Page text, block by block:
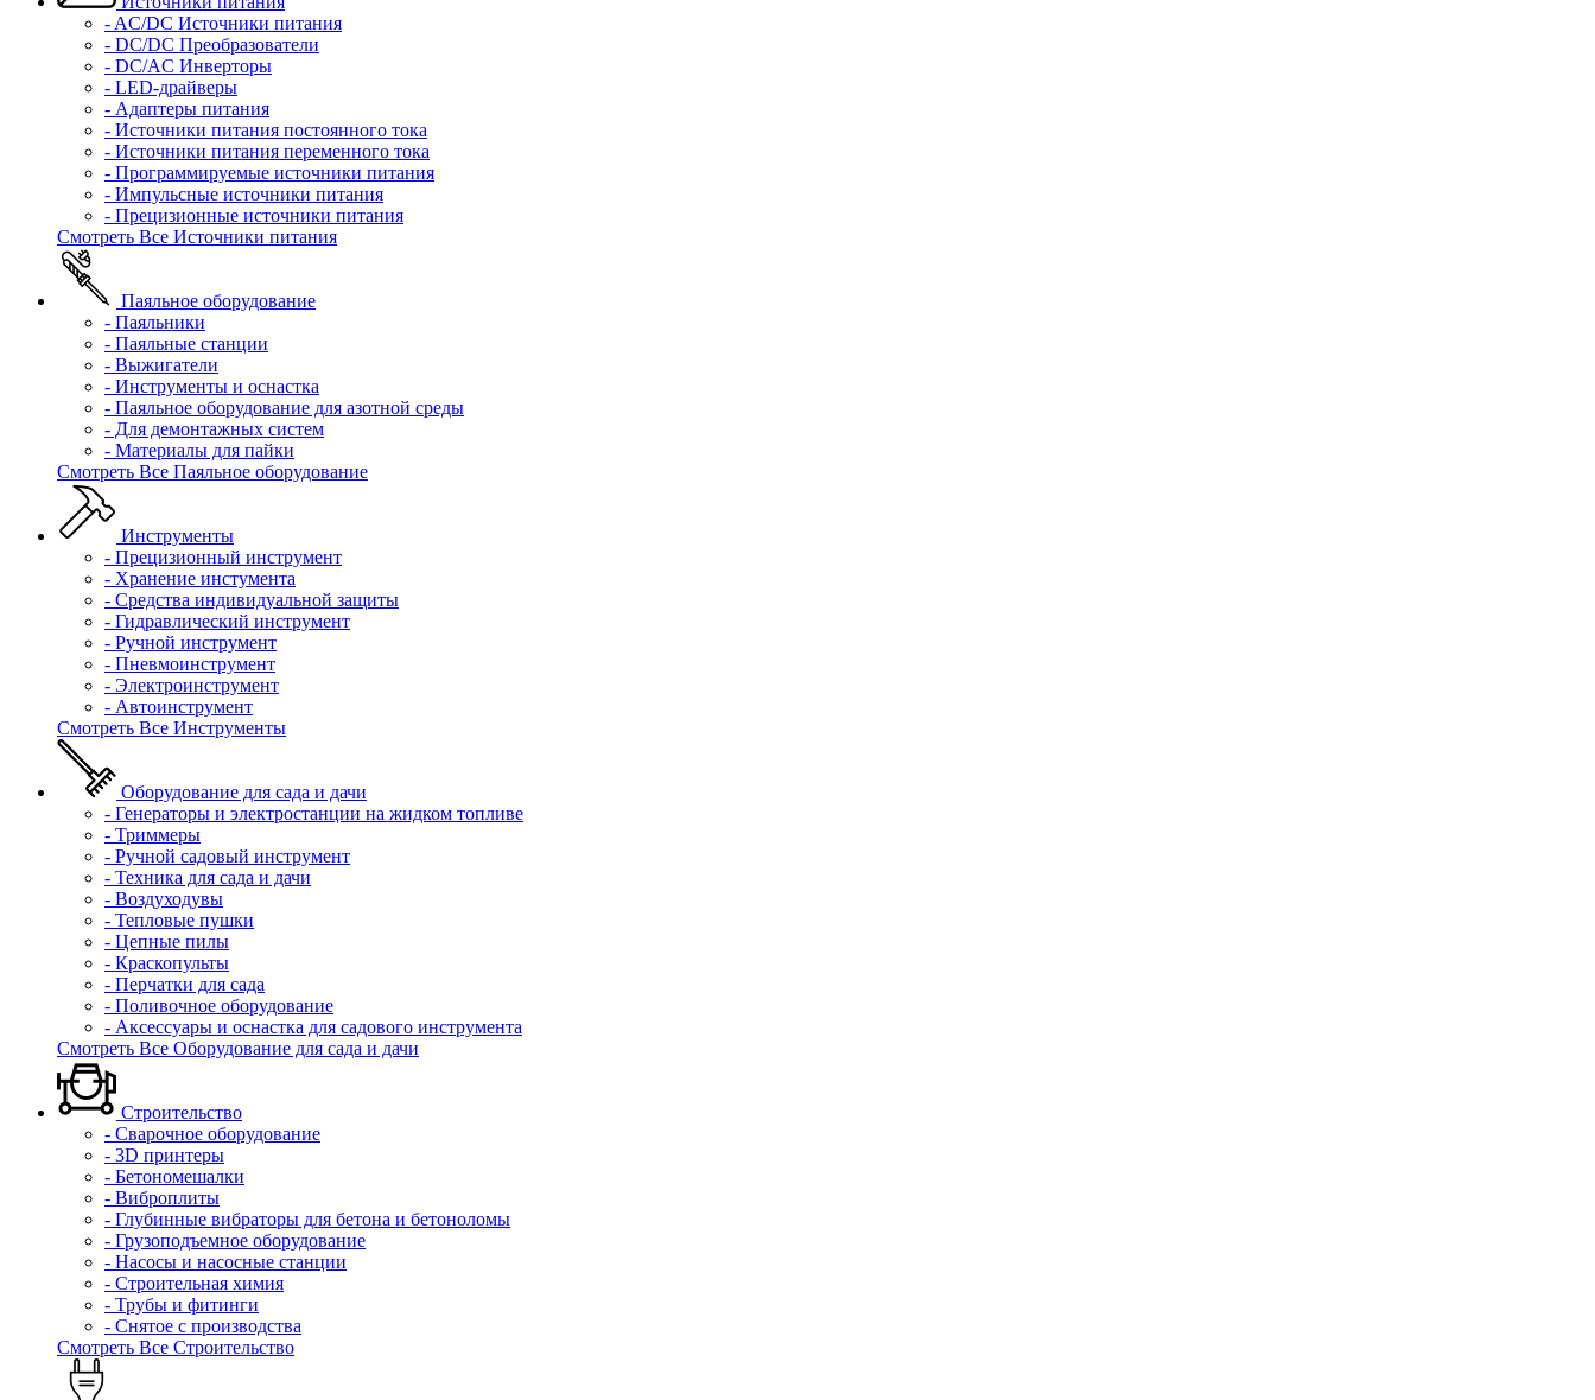
- AC/DC Источники питания
- DC/DC Преобразователи
- DC/AC Инверторы
- LED-драйверы
- Адаптеры питания
- Источники питания постоянного тока
- Источники питания переменного тока
- Программируемые источники питания
- Импульсные источники питания
- Прецизионные источники питания
Смотреть Все Источники питания
Паяльное оборудование
- Паяльники
- Паяльные станции
- Выжигатели
- Инструменты и оснастка
- Паяльное оборудование для азотной среды
- Для демонтажных систем
- Материалы для пайки
Смотреть Все Паяльное оборудование
Инструменты
- Прецизионный инструмент
- Хранение инстумента
- Средства индивидуальной защиты
- Гидравлический инструмент
- Ручной инструмент
- Пневмоинструмент
- Электроинструмент
- Автоинструмент
Смотреть Все Инструменты
Оборудование для сада и дачи
- Генераторы и электростанции на жидком топливе
- Триммеры
- Ручной садовый инструмент
- Техника для сада и дачи
- Воздуходувы
- Тепловые пушки
- Цепные пилы
- Краскопульты
- Перчатки для сада
- Поливочное оборудование
- Аксессуары и оснастка для садового инструмента
Смотреть Все Оборудование для сада и дачи
Строительство
- Сварочное оборудование
- 3D принтеры
- Бетономешалки
- Виброплиты
- Глубинные вибраторы для бетона и бетоноломы
- Грузоподъемное оборудование
- Насосы и насосные станции
- Строительная химия
- Трубы и фитинги
- Снятое с производства
Смотреть Все Строительство